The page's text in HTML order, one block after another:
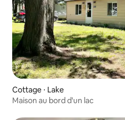
Cottage ⋅ Lake
Maison au bord d'un lac